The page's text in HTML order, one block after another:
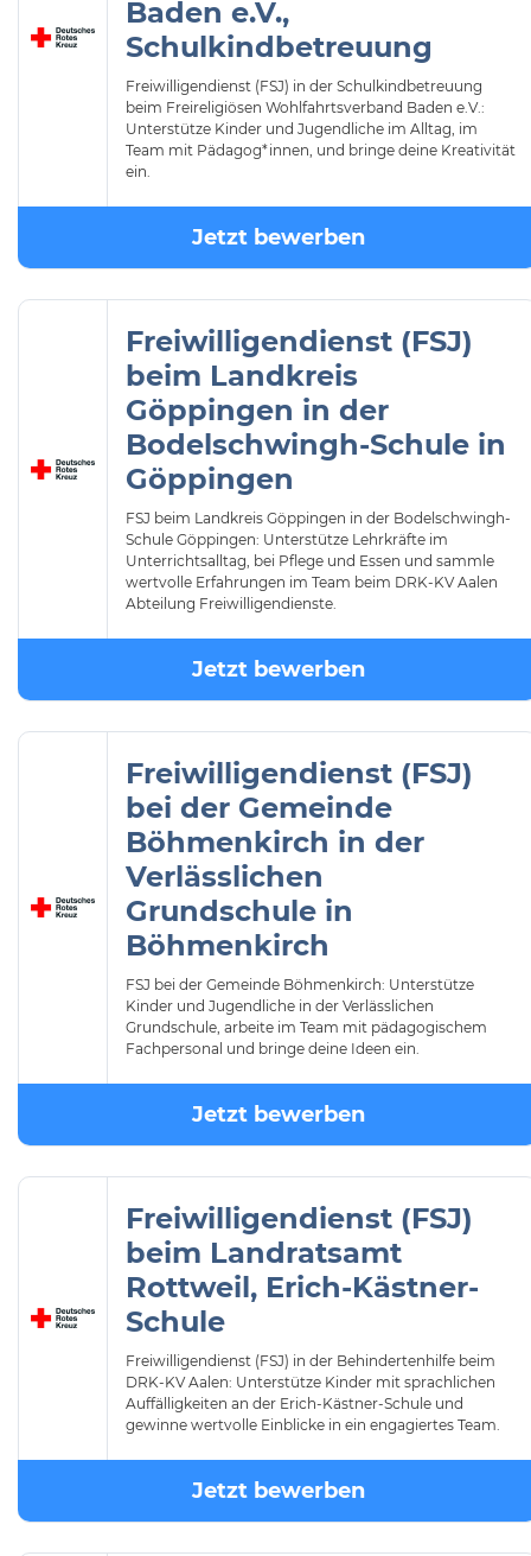
Baden e.V.,
Schulkindbetreuung
Freiwilligendienst (FSJ) in der Schulkindbetreuung
beim Freireligiösen Wohlfahrtsverband Baden e.V.:
Unterstütze Kinder und Jugendliche im Alltag, im
Team mit Pädagog*innen, und bringe deine Kreativität
ein.
Jetzt bewerben
Freiwilligendienst (FSJ)
beim Landkreis
Göppingen in der
Bodelschwingh-Schule in
Göppingen
FSJ beim Landkreis Göppingen in der Bodelschwingh-
Schule Göppingen: Unterstütze Lehrkräfte im
Unterrichtsalltag, bei Pflege und Essen und sammle
wertvolle Erfahrungen im Team beim DRK-KV Aalen
Abteilung Freiwilligendienste.
Jetzt bewerben
Freiwilligendienst (FSJ)
bei der Gemeinde
Böhmenkirch in der
Verlässlichen
Grundschule in
Böhmenkirch
FSJ bei der Gemeinde Böhmenkirch: Unterstütze
Kinder und Jugendliche in der Verlässlichen
Grundschule, arbeite im Team mit pädagogischem
Fachpersonal und bringe deine Ideen ein.
Jetzt bewerben
Freiwilligendienst (FSJ)
beim Landratsamt
Rottweil, Erich-Kästner-
Schule
Freiwilligendienst (FSJ) in der Behindertenhilfe beim
DRK-KV Aalen: Unterstütze Kinder mit sprachlichen
Auffälligkeiten an der Erich-Kästner-Schule und
gewinne wertvolle Einblicke in ein engagiertes Team.
Jetzt bewerben